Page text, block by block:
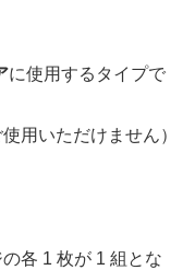
に使用するタイプで
用いただけません）
各 1 枚が 1 組とな